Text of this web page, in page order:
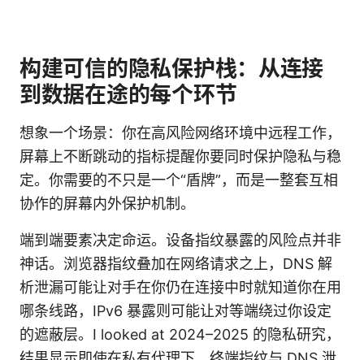
构建可信的隐私保护栈：从连接
到数据在途的每个环节
想象一个场景：你在高风险网络环境中远程工作，
屏幕上不断跳动的指标提醒你要同时保护隐私与稳
定。你需要的不只是一个“盾牌”，而是一整套互相
协作的屏幕内外保护机制。
端到端要素决定命运。设备指纹暴露的风险点并非
神话。浏览器指纹叠加在网络请求之上，DNS 解
析泄漏可能让对手在你仍在连接中时就知道你在用
哪条线路，IPv6 暴露则可能让对等端绕过你设定
的遮蔽层。I looked at 2024–2025 的隐私研究，